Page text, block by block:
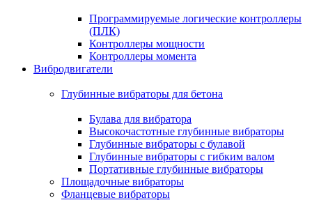
Программируемые логические контроллеры
(ПЛК)
Контроллеры мощности
Контроллеры момента
Вибродвигатели
Глубинные вибраторы для бетона
Булава для вибратора
Высокочастотные глубинные вибраторы
Глубинные вибраторы с булавой
Глубинные вибраторы с гибким валом
Портативные глубинные вибраторы
Площадочные вибраторы
Фланцевые вибраторы